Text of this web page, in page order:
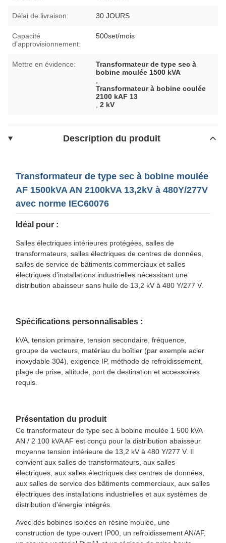
Délai de livraison: 30 JOURS
Capacité
d'approvisionnement:
500set/mois
Mettre en évidence:
Transformateur de type sec à
bobine moulée 1500 kVA
Transformateur à bobine coulée
2100 kAF 13
,2 kV
Description du produit
Transformateur de type sec à bobine moulée
AF 1500kVA AN 2100kVA 13,2kV à 480Y/277V
avec norme IEC60076
Idéal pour :
Salles électriques intérieures protégées, salles de
transformateurs, salles électriques de centres de données,
salles de service de bâtiments commerciaux et salles
électriques d'installations industrielles nécessitant une
distribution abaisseur sans huile de 13,2 kV à 480 Y/277 V.
Spécifications personnalisables :
kVA, tension primaire, tension secondaire, fréquence,
groupe de vecteurs, matériau du boîtier (par exemple acier
inoxydable 304), exigence IP, méthode de refroidissement,
plage de prise, altitude, port de destination et accessoires
requis.
Présentation du produit
Ce transformateur de type sec à bobine moulée 1 500 kVA
AN / 2 100 kVA AF est conçu pour la distribution abaisseur
moyenne tension intérieure de 13,2 kV à 480 Y/277 V. Il
convient aux salles de transformateurs, aux salles
électriques, aux salles électriques des centres de données,
aux salles de service des bâtiments commerciaux, aux salles
électriques des installations industrielles et aux systèmes de
distribution d'énergie intégrés.
Avec des bobines isolées en résine moulée, une
construction de type ouvert IP00, un refroidissement AN/AF,